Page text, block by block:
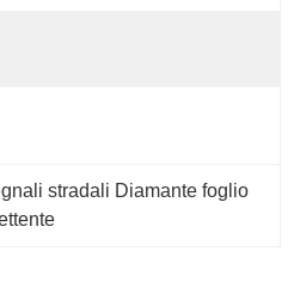
stradali Diamante foglio